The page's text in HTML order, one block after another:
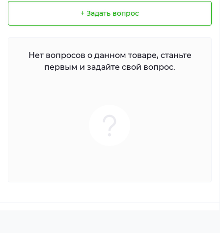
+ Задать вопрос
Нет вопросов о данном товаре, станьте
первым и задайте свой вопрос.